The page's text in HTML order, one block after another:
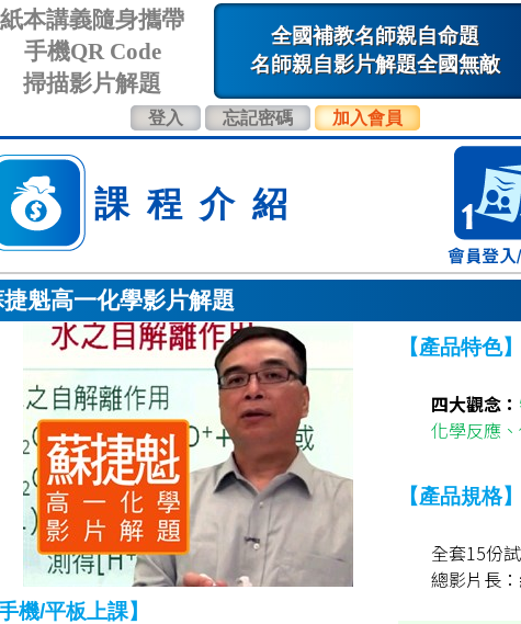
紙本講義隨身攜帶
手機QR Code
掃描影片解題
全國補教名師親自命題
名師親自影片解題全國無敵
登入 忘記密碼 加入會員
課程介紹
魁高一化學影片解題
手機/平板上課】
【產品特色
四大觀念：
化學反應
【產品規格
全套15份
總影片長